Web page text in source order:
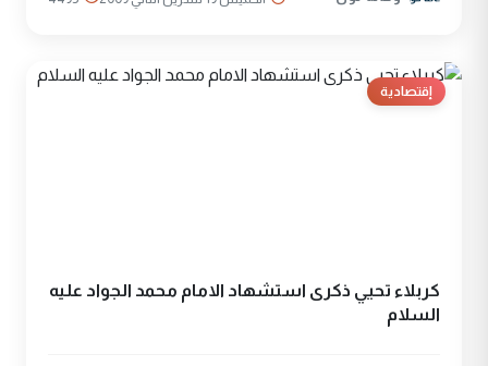
إقتصادية
كربلاء تحيي ذكرى استشهاد الامام محمد الجواد عليه
السلام